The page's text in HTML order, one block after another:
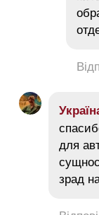
для
зрад